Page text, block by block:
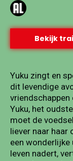
Bekijk
Yuku zingt en
dit levendige
vriendschappen
Yuku, het
moet de
liever naar haar
een wonderlijke
leven nadert,